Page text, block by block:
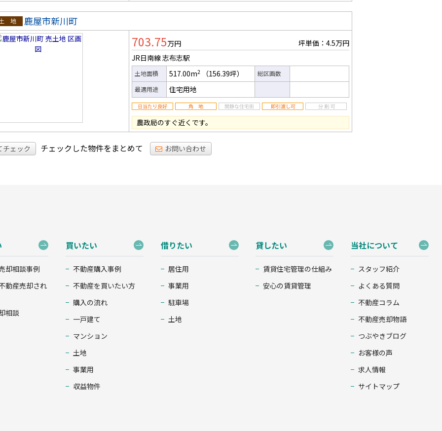
地
鹿屋市新川町
703.75万円
坪単価：4.5万円
JR日南線 志布志駅
土地面積 517.00m2 （156.39坪）
総区画数
最適用途
住宅用地
農政局のすぐ近くです。
チェック チェックした物件をまとめて お問い合わせ
却相談事例
動産売却され
相談
買いたい
不動産購入事例
不動産を買いたい方
購入の流れ
一戸建て
マンション
土地
事業用
収益物件
借りたい
居住用
事業用
駐車場
土地
貸したい
賃貸住宅管理の仕組み
安心の賃貸管理
当社について
スタッフ紹介
よくある質問
不動産コラム
不動産売却物語
つぶやきブログ
お客様の声
求人情報
サイトマップ